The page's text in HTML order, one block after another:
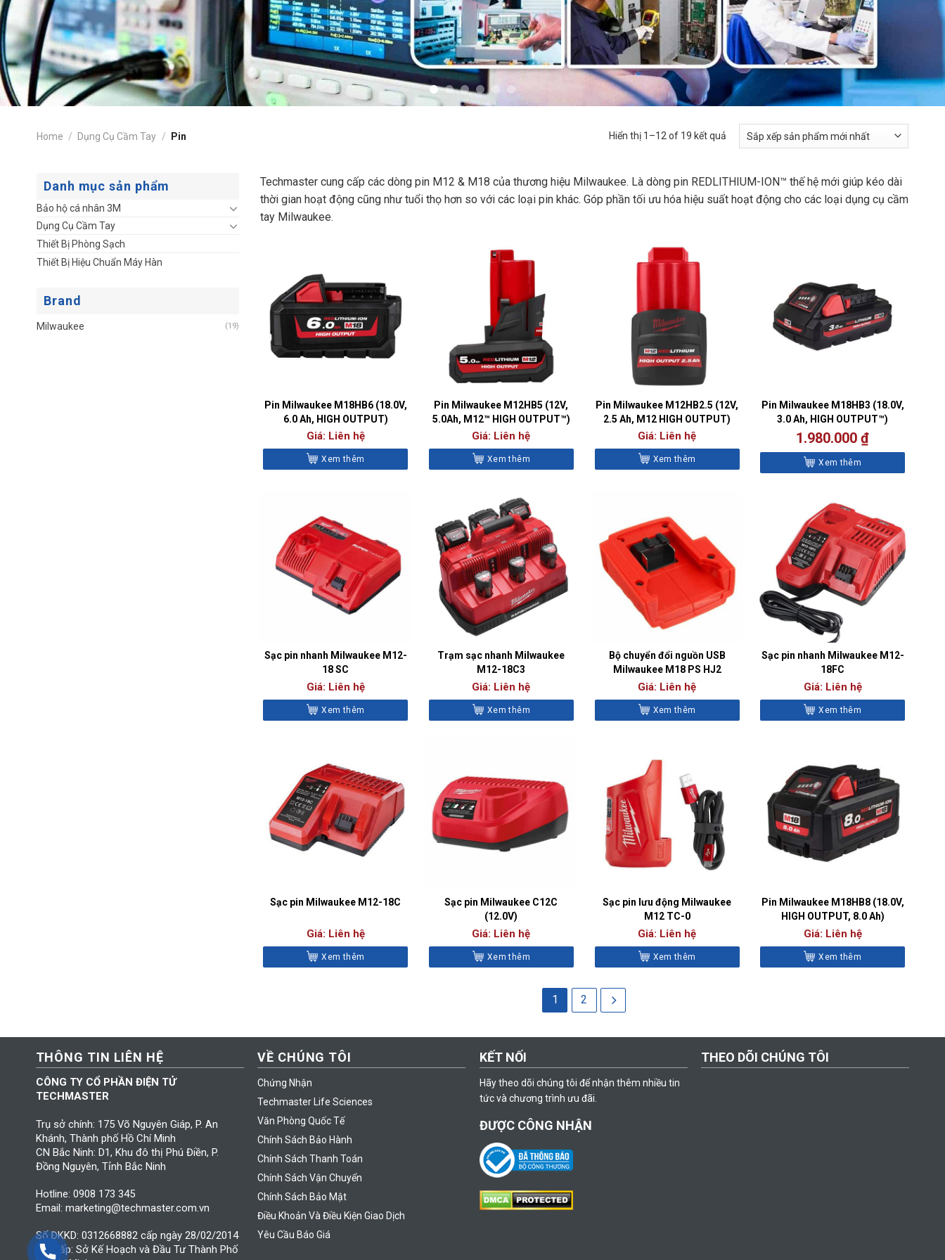
Home / Dụng Cụ Cầm Tay / Pin Hiển thị 1–12 of 19 kết quả
Danh mục sản phẩm
Bảo hộ cá nhân 3M
Dụng Cụ Cầm Tay
Thiết Bị Phòng Sạch
Thiết Bị Hiệu Chuẩn Máy Hàn
Brand
Milwaukee (19)
Techmaster cung cấp các dòng pin M12 & M18 của thương hiệu Milwaukee. Là dòng pin REDLITHIUM-ION™ thế hệ mới giúp kéo dài
thời gian hoạt động cũng như tuổi thọ hơn so với các loại pin khác. Góp phần tối ưu hóa hiệu suất hoạt động cho các loại dụng cụ cầm
tay Milwaukee.
Pin Milwaukee M18HB6 (18.0V,
6.0 Ah, HIGH OUTPUT)
Giá: Liên hệ
Xem thêm
Pin Milwaukee M12HB5 (12V,
5.0Ah, M12™ HIGH OUTPUT™)
Giá: Liên hệ
Xem thêm
Pin Milwaukee M12HB2.5 (12V,
2.5 Ah, M12 HIGH OUTPUT)
Giá: Liên hệ
Xem thêm
Pin Milwaukee M18HB3 (18.0V,
3.0 Ah, HIGH OUTPUT™)
1.980.000₫
Xem thêm
Sạc pin nhanh Milwaukee M12-
18 SC
Giá: Liên hệ
Xem thêm
Trạm sạc nhanh Milwaukee
M12-18C3
Giá: Liên hệ
Xem thêm
Bộ chuyển đổi nguồn USB
Milwaukee M18 PS HJ2
Giá: Liên hệ
Xem thêm
Sạc pin nhanh Milwaukee M12-
18FC
Giá: Liên hệ
Xem thêm
Sạc pin Milwaukee M12-18C
Giá: Liên hệ
Xem thêm
Sạc pin Milwaukee C12C
(12.0V)
Giá: Liên hệ
Xem thêm
Sạc pin lưu động Milwaukee
M12 TC-0
Giá: Liên hệ
Xem thêm
Pin Milwaukee M18HB8 (18.0V,
HIGH OUTPUT, 8.0 Ah)
Giá: Liên hệ
Xem thêm
1 2
THÔNG TIN LIÊN HỆ
CÔNG TY CỔ PHẦN ĐIỆN TỬ
TECHMASTER
Trụ sở chính: 175 Võ Nguyên Giáp, P. An
Khánh, Thành phố Hồ Chí Minh
CN Bắc Ninh: D1, Khu đô thị Phú Điền, P.
Đồng Nguyên, Tỉnh Bắc Ninh
Hotline: 0908 173 345
Email: marketing@techmaster.com.vn
Số ĐKKD: 0312668882 cấp ngày 28/02/2014
Nơi cấp: Sở Kế Hoạch và Đầu Tư Thành Phố
VỀ CHÚNG TÔI
Chứng Nhận
Techmaster Life Sciences
Văn Phòng Quốc Tế
Chính Sách Bảo Hành
Chính Sách Thanh Toán
Chính Sách Vận Chuyển
Chính Sách Bảo Mật
Điều Khoản Và Điều Kiện Giao Dịch
Yêu Cầu Báo Giá
KẾT NỐI
Hãy theo dõi chúng tôi để nhận thêm nhiều tin
tức và chương trình ưu đãi.
ĐƯỢC CÔNG NHẬN
THEO DÕI CHÚNG TÔI